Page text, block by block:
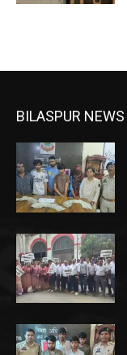
BILASPUR NEWS